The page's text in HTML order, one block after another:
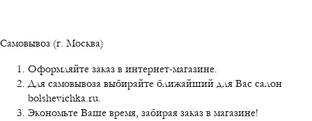
Самовывоз (г. Москва)
Оформляйте заказ в интернет-магазине.
Для самовывоза выбирайте ближайший для Вас салон
bolshevichka.ru.
Экономьте Ваше время, забирая заказ в магазине!